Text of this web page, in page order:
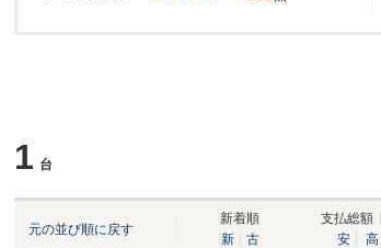
1 台
元の並び順に戻す
新着順
新
古
支払総額
安
高